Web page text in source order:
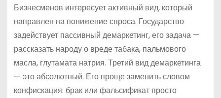
Бизнесменов интересует активный вид, который
направлен на понижение спроса. Государство
задействует пассивный демаркетинг, его задача —
рассказать народу о вреде табака, пальмового
масла, глутамата натрия. Третий вид демаркетинга
— это абсолютный. Его проще заменить словом
конфискация: брак или фальсификат просто